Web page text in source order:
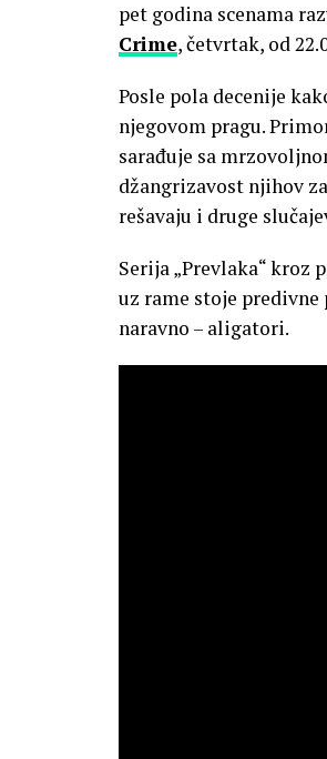
pet godina scenama
Crime, četvrtak, od
Posle pola decenije
njegovom pragu.
sarađuje sa
džangrizavost njihov
rešavaju i druge
Serija „Prevlaka“
uz rame stoje
naravno – aligatori.